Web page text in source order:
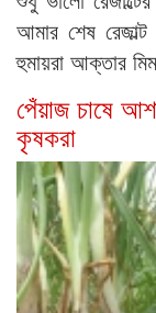
আমার শেষ
হুমায়রা আক্তার
পেঁয়াজ চাষে
কৃষকরা